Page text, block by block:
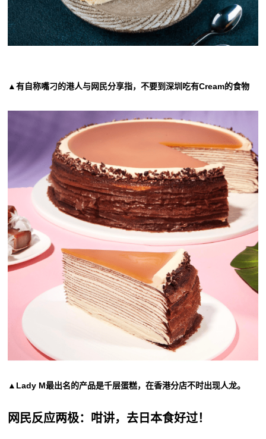
▲有自称嘴刁的港人与网民分享指，不要到深圳吃有Cream的食物
▲Lady M最出名的产品是千层蛋糕，在香港分店不时出现人龙。
网民反应两极：咁讲，去日本食好过！